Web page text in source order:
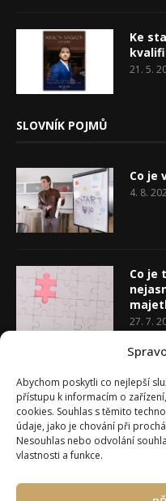
Abychom poskytli co nejlepší
přístupu k informacím o
cookies. Souhlas s těmito
údaje, jako je chování při
Nesouhlas nebo odvolání
vlastnosti a funkce.
Ke
21. 5.
SLOVNÍK POJMŮ
Co je
4. 8.
Co je
27. 7.
20. 7.